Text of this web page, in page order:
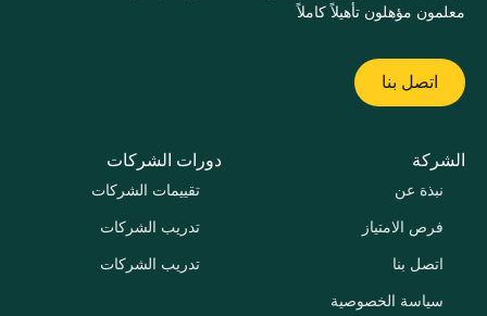
معلمون مؤهلون تأهيلاً كاملاً
اتصل بنا
الشركة
نبذة عن
فرص الامتياز
اتصل بنا
سياسة الخصوصية
دورات الشركات
تقييمات الشركات
تدريب الشركات
تدريب الشركات